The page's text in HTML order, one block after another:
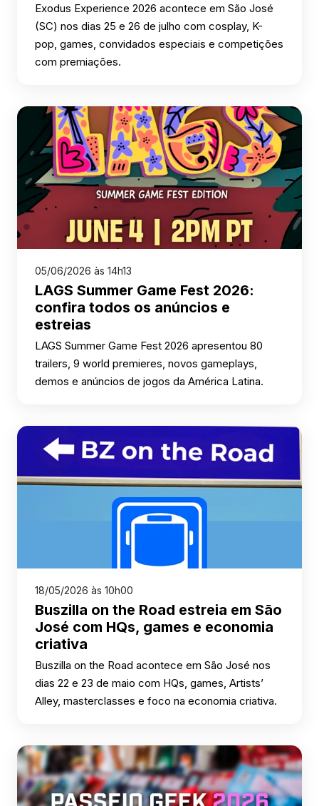
Exodus Experience 2026 acontece em São José
(SC) nos dias 25 e 26 de julho com cosplay, K-
pop, games, convidados especiais e competições
com premiações.
05/06/2026 às 14h13
LAGS Summer Game Fest 2026:
confira todos os anúncios e
estreias
LAGS Summer Game Fest 2026 apresentou 80
trailers, 9 world premieres, novos gameplays,
demos e anúncios de jogos da América Latina.
18/05/2026 às 10h00
Buszilla on the Road estreia em São
José com HQs, games e economia
criativa
Buszilla on the Road acontece em São José nos
dias 22 e 23 de maio com HQs, games, Artists’
Alley, masterclasses e foco na economia criativa.